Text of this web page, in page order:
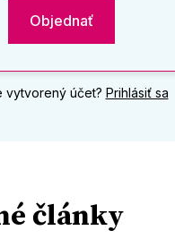
Objednať
vytvorený účet? Prihlásiť sa
články